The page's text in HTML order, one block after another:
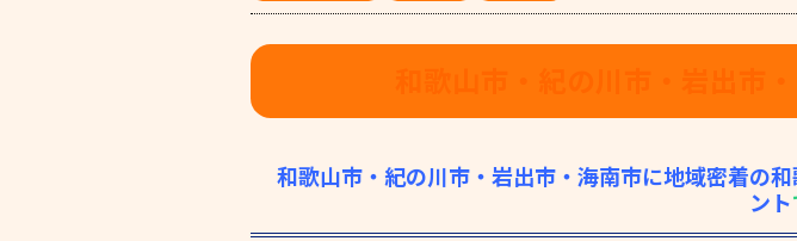
和歌山市・紀の川市・岩出市・海南市に地域密着
ント